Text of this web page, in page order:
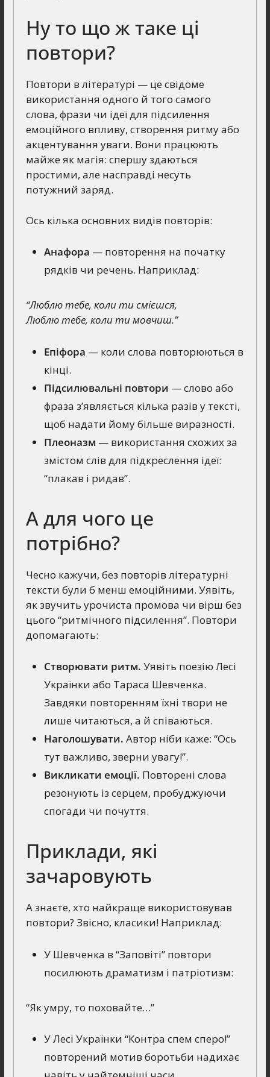
Ну то що ж таке ці
повтори?
Повтори в літературі — це свідоме
використання одного й того самого
слова, фрази чи ідеї для підсилення
емоційного впливу, створення ритму або
акцентування уваги. Вони працюють
майже як магія: спершу здаються
простими, але насправді несуть
потужний заряд.
Ось кілька основних видів повторів:
Анафора — повторення на початку
рядків чи речень. Наприклад:
“Люблю тебе, коли ти смієшся,
Люблю тебе, коли ти мовчиш.”
Епіфора — коли слова повторюються в
кінці.
Підсилювальні повтори — слово або
фраза з’являється кілька разів у тексті,
щоб надати йому більше виразності.
Плеоназм — використання схожих за
змістом слів для підкреслення ідеї:
“плакав і ридав”.
А для чого це
потрібно?
Чесно кажучи, без повторів літературні
тексти були б менш емоційними. Уявіть,
як звучить урочиста промова чи вірш без
цього “ритмічного підсилення”. Повтори
допомагають:
Створювати ритм. Уявіть поезію Лесі
Українки або Тараса Шевченка.
Завдяки повторенням їхні твори не
лише читаються, а й співаються.
Наголошувати. Автор ніби каже: “Ось
тут важливо, зверни увагу!”.
Викликати емоції. Повторені слова
резонують із серцем, пробуджуючи
спогади чи почуття.
Приклади, які
зачаровують
А знаєте, хто найкраще використовував
повтори? Звісно, класики! Наприклад:
У Шевченка в “Заповіті” повтори
посилюють драматизм і патріотизм:
“Як умру, то поховайте…”
У Лесі Українки “Контра спем сперо!”
повторений мотив боротьби надихає